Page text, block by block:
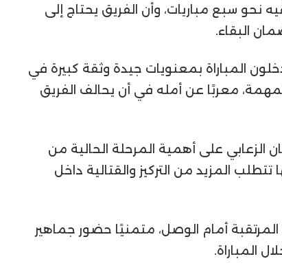
نحو سبع مباريات، وأن الفريق يحتاج إلى
البقاء.
المباراة بمعنويات جيدة وثقة كبيرة في
معربًا عن أمله في أن يحالف الفريق
الزعابي على أهمية المرحلة الحالية من
المزيد من التركيز والقتالية داخل
أمام الوصل، متمنيًا حضور جماهير
المباراة.